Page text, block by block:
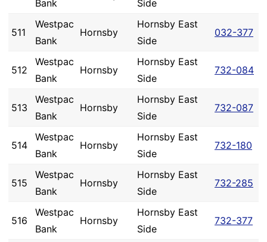
Bank
Side
511
Westpac
Bank
Hornsby
Hornsby East
Side
032-377
512
Westpac
Bank
Hornsby
Hornsby East
Side
732-084
513
Westpac
Bank
Hornsby
Hornsby East
Side
732-087
514
Westpac
Bank
Hornsby
Hornsby East
Side
732-180
515
Westpac
Bank
Hornsby
Hornsby East
Side
732-285
516
Westpac
Bank
Hornsby
Hornsby East
Side
732-377